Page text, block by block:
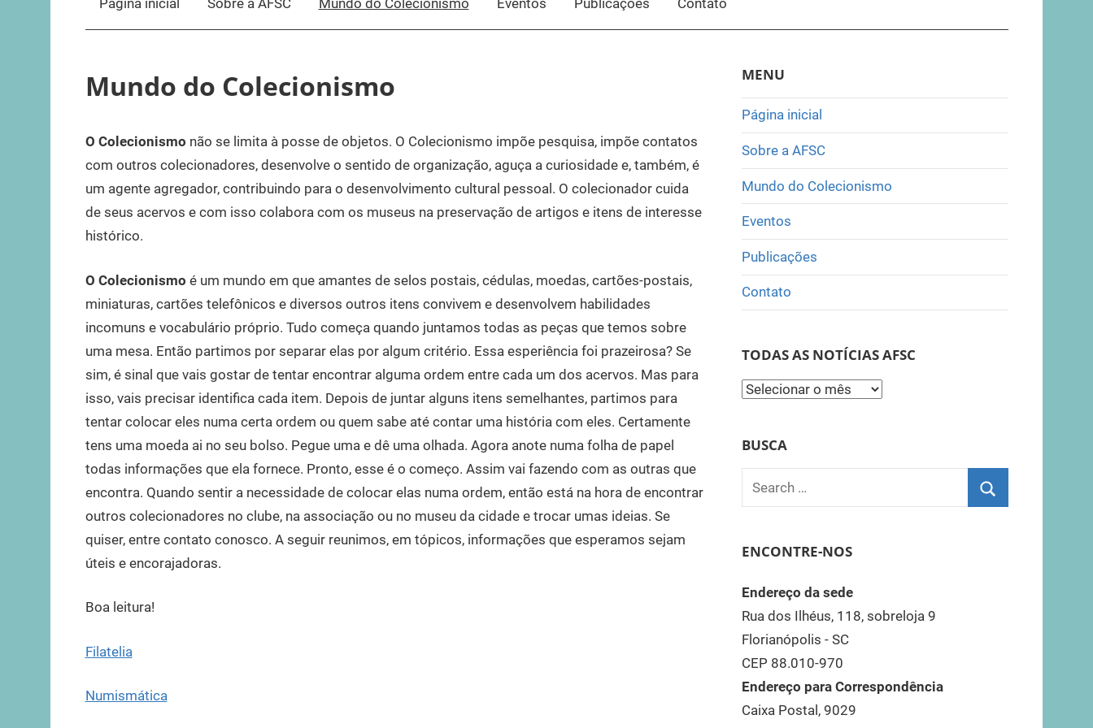
Página inicial Sobre a AFSC Mundo do Colecionismo Eventos Publicações Contato
Mundo do Colecionismo
O Colecionismo não se limita à posse de objetos. O Colecionismo impõe pesquisa, impõe contatos
com outros colecionadores, desenvolve o sentido de organização, aguça a curiosidade e, também, é
um agente agregador, contribuindo para o desenvolvimento cultural pessoal. O colecionador cuida
de seus acervos e com isso colabora com os museus na preservação de artigos e itens de interesse
histórico.
O Colecionismo é um mundo em que amantes de selos postais, cédulas, moedas, cartões-postais,
miniaturas, cartões telefônicos e diversos outros itens convivem e desenvolvem habilidades
incomuns e vocabulário próprio. Tudo começa quando juntamos todas as peças que temos sobre
uma mesa. Então partimos por separar elas por algum critério. Essa esperiência foi prazeirosa? Se
sim, é sinal que vais gostar de tentar encontrar alguma ordem entre cada um dos acervos. Mas para
isso, vais precisar identifica cada item. Depois de juntar alguns itens semelhantes, partimos para
tentar colocar eles numa certa ordem ou quem sabe até contar uma história com eles. Certamente
tens uma moeda ai no seu bolso. Pegue uma e dê uma olhada. Agora anote numa folha de papel
todas informações que ela fornece. Pronto, esse é o começo. Assim vai fazendo com as outras que
encontra. Quando sentir a necessidade de colocar elas numa ordem, então está na hora de encontrar
outros colecionadores no clube, na associação ou no museu da cidade e trocar umas ideias. Se
quiser, entre contato conosco. A seguir reunimos, em tópicos, informações que esperamos sejam
úteis e encorajadoras.
Boa leitura!
Filatelia
Numismática
MENU
Página inicial
Sobre a AFSC
Mundo do Colecionismo
Eventos
Publicações
Contato
TODAS AS NOTÍCIAS AFSC
Todas
BUSCA
Search
for:
ENCONTRE-NOS
Endereço da sede
Rua dos Ilhéus, 118, sobreloja 9
Florianópolis - SC
CEP 88.010-970
Endereço para Correspondência
Caixa Postal, 9029